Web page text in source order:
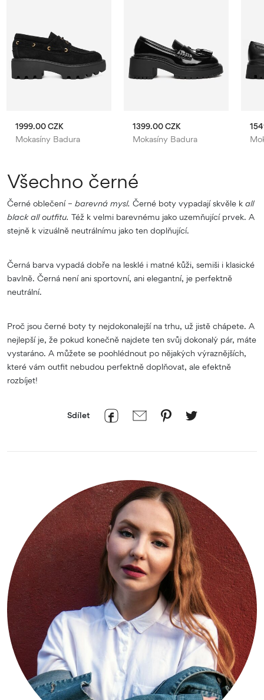
Mokasíny Badura
1999.00 CZK
Mokasíny Badura
1399.00 CZK
Všechno černé
Černé oblečení – barevná mysl. Černé boty vypadají skvěle k all
black all outfitu. Též k velmi barevnému jako uzemňující prvek. A
stejně k vizuálně neutrálnímu jako ten doplňující.
Černá barva vypadá dobře na lesklé i matné kůži, semiši i klasické
bavlně. Černá není ani sportovní, ani elegantní, je perfektně
neutrální.
Proč jsou černé boty ty nejdokonalejší na trhu, už jistě chápete. A
nejlepší je, že pokud konečně najdete ten svůj dokonalý pár, máte
vystaráno. A můžete se poohlédnout po nějakých výraznějších,
které vám outfit nebudou perfektně doplňovat, ale efektně
rozbíjet!
Sdílet